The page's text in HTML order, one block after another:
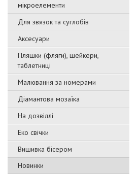
мікроелементи
Для звязок та суглобів
Аксесуари
Пляшки (фляги), шейкери,
таблетниці
Малювання за номерами
Діамантова мозаїка
На дозвіллі
Еко свічки
Вишивка бісером
Новинки